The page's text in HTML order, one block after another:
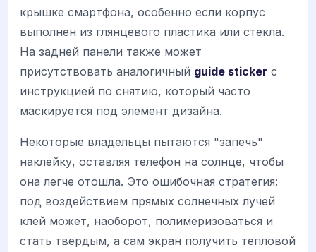
крышке смартфона, особенно если корпус
выполнен из глянцевого пластика или стекла.
На задней панели также может
присутствовать аналогичный guide sticker с
инструкцией по снятию, который часто
маскируется под элемент дизайна.
Некоторые владельцы пытаются "запечь"
наклейку, оставляя телефон на солнце, чтобы
она легче отошла. Это ошибочная стратегия:
под воздействием прямых солнечных лучей
клей может, наоборот, полимеризоваться и
стать твердым, а сам экран получить тепловой